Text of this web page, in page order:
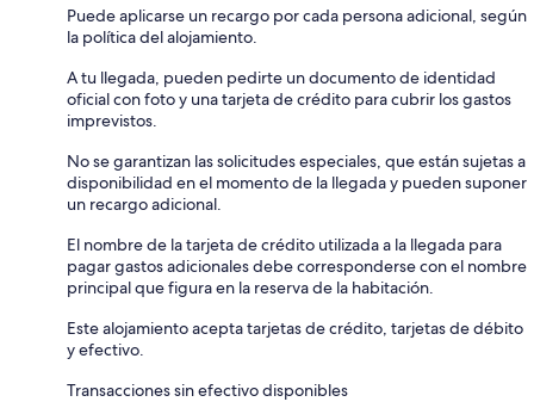
Puede aplicarse un recargo por cada persona adicional, según
la política del alojamiento.
A tu llegada, pueden pedirte un documento de identidad
oficial con foto y una tarjeta de crédito para cubrir los gastos
imprevistos.
No se garantizan las solicitudes especiales, que están sujetas a
disponibilidad en el momento de la llegada y pueden suponer
un recargo adicional.
El nombre de la tarjeta de crédito utilizada a la llegada para
pagar gastos adicionales debe corresponderse con el nombre
principal que figura en la reserva de la habitación.
Este alojamiento acepta tarjetas de crédito, tarjetas de débito
y efectivo.
Transacciones sin efectivo disponibles